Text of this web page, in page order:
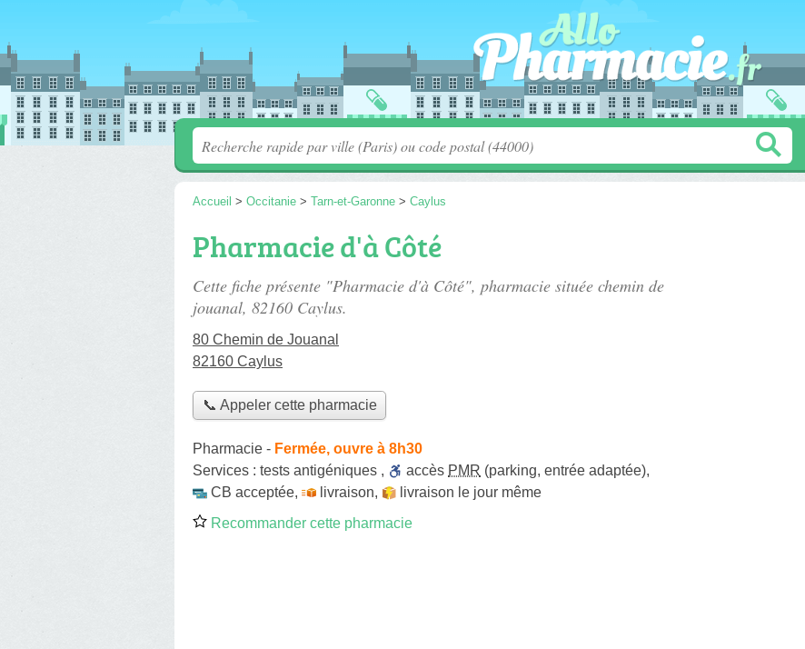
Accueil > Occitanie > Tarn-et-Garonne > Caylus
Pharmacie d'à Côté
Cette fiche présente "Pharmacie d'à Côté", pharmacie située chemin de
jouanal, 82160 Caylus.
80 Chemin de Jouanal
82160 Caylus
📞 Appeler cette pharmacie
Pharmacie - Fermée, ouvre à 8h30
Services : tests antigéniques , accès PMR (parking, entrée adaptée),
CB acceptée, livraison,
livraison le jour même
Recommander cette pharmacie